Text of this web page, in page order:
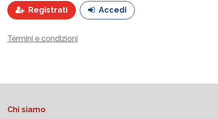
Registrati Accedi
Termini e condizioni
Chi siamo